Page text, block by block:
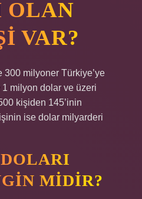
OLAN
VAR?
300 milyoner Türkiye’ye
1 milyon dolar ve üzeri
kişiden 145’inin
ise dolar milyarderi
MIDIR?